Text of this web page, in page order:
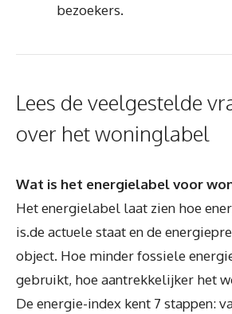
bezoekers.
Lees de veelgestelde
over het woninglabel
Wat is het energielabel voor
Het energielabel laat zien hoe
is.de actuele staat en de
object. Hoe minder fossiele
gebruikt, hoe aantrekkelijker het
De energie-index kent 7 stappen: